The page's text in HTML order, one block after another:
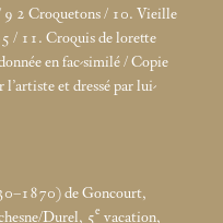
2 Croquetons / 10. Vieille
/ 11. Croquis de lorette
en fac-similé / Copie
l’artiste et dressé par lui-
de Goncourt,
Durel, 5e vacation,